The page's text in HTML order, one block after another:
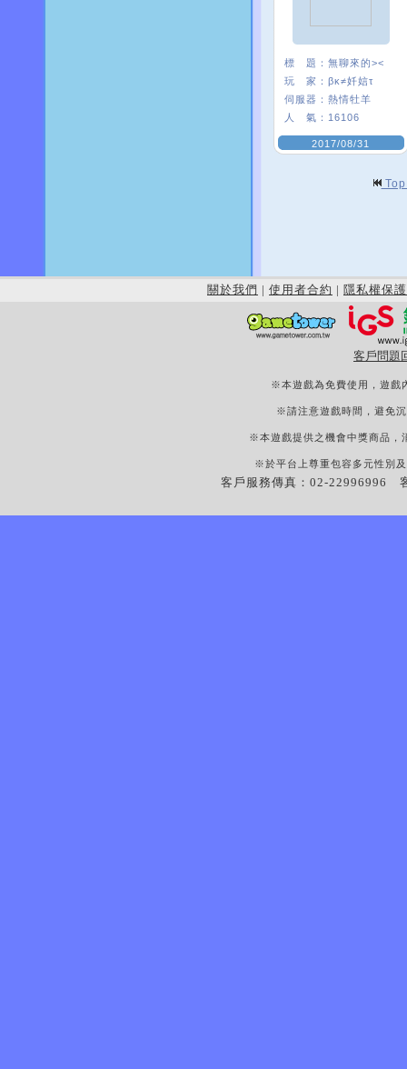
標 題： 無聊來的><
玩 家： βκ≠奷娮τ
伺服器： 熱情牡羊
人 氣： 16106
2017/08/31
關於我們 | 使用者合約 | 隱私權保護
客戶問題
※本遊戲為免費使用，遊戲
※請注意遊戲時間，避免
※本遊戲提供之機會中獎商品，
※於平台上尊重包容多元性別
客戶服務傳真：02-22996996